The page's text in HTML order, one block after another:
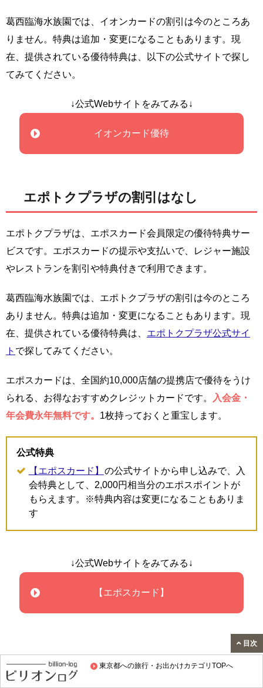
東京都への旅行・お出かけカテゴリTOPへ
葛西臨海水族園では、イオンカードの割引は今のところあ
りません。特典は追加・変更になることもあります。現
在、提供されている優待特典は、以下の公式サイトで探し
てみてください。
↓公式Webサイトをみてみる↓
イオンカード優待
エポトクプラザの割引はなし
エポトクプラザは、エポスカード会員限定の優待特典サー
ビスです。エポスカードの提示や支払いで、レジャー施設
やレストランを割引や特典付きで利用できます。
葛西臨海水族園では、エポトクプラザの割引は今のところ
ありません。特典は追加・変更になることもあります。現
在、提供されている優待特典は、 エポトクプラザ公式サイ
ト で探してみてください。
エポスカードは、全国約10,000店舗の提携店で優待をうけ
られる、お得なおすすめクレジットカードです。
入会金・
年会費永年無料です。 1枚持っておくと重宝します。
公式特典
【エポスカード】 の公式サイトから申し込みで、入
会特典として、2,000円相当分のエポスポイントが
もらえます。※特典内容は変更になることもありま
す
↓公式Webサイトをみてみる↓
【エポスカード】
トクトククーポンの割引はなし
目次